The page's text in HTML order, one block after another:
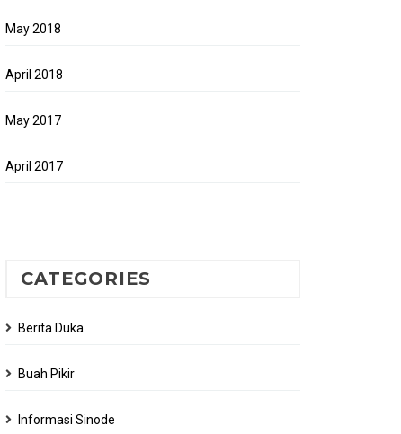
May 2018
April 2018
May 2017
April 2017
CATEGORIES
Berita Duka
Buah Pikir
Informasi Sinode